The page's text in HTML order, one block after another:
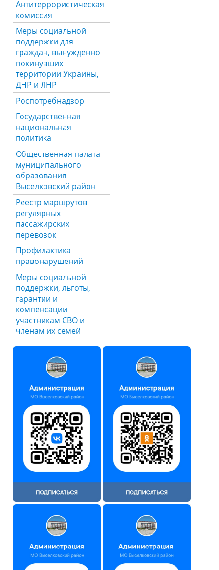
Антитеррористическая
комиссия
Меры социальной
поддержки для
граждан, вынужденно
покинувших
территории Украины,
ДНР и ЛНР
Роспотребнадзор
Государственная
национальная
политика
Общественная палата
муниципального
образования
Выселковский район
Реестр маршрутов
регулярных
пассажирских
перевозок
Профилактика
правонарушений
Меры социальной
поддержки, льготы,
гарантии и
компенсации
участникам СВО и
членам их семей